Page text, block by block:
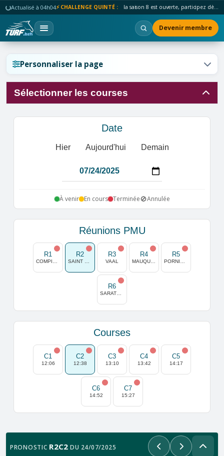
Actualisé à 04h04⚡ CHALLENGE QUINTÉ : la saison 8 est ouverte, participez dès maintenant !
Devenir membre
Personnaliser la page
Sélectionner les courses
Date
Hier Aujourd'hui Demain
À venir En cours Terminée🚫Annulée
Réunions PMU
R1 R2 R3
VAAL
R4 R5
R6
Courses
C1
12:06
C2
12:38
C3
13:10
C4
13:42
C5
14:17
C6
14:52
C7
15:27
PRONOSTIC R2C2 DU 24/07/2025 PrécédentSuivant
Réinitialiser l'affichage ?
Réinitialiser